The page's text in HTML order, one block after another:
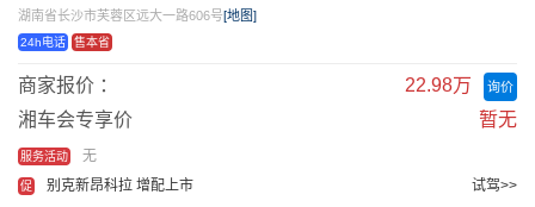
湖南省长沙市芙蓉区远大一路606号[地图]
24h电话 售本省
商家报价 ： 询价
22.98万
湘车会专享价
暂无
服务活动 无
促 别克新昂科拉 增配上市 试驾>>